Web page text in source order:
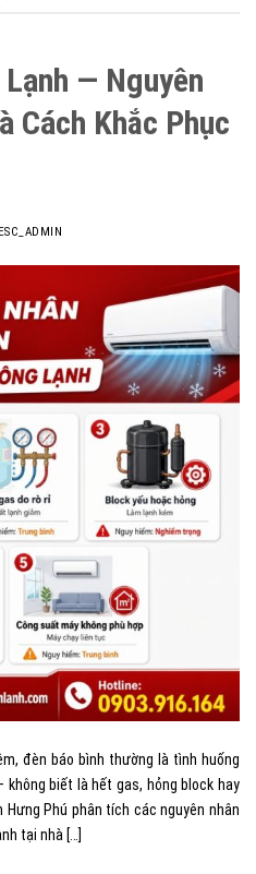
— Nguyên
Cách Khắc Phục
ESC_ADMIN
đèn báo bình thường là tình huống
không biết là hết gas, hỏng block hay
Phú phân tích các nguyên nhân
tại nhà […]